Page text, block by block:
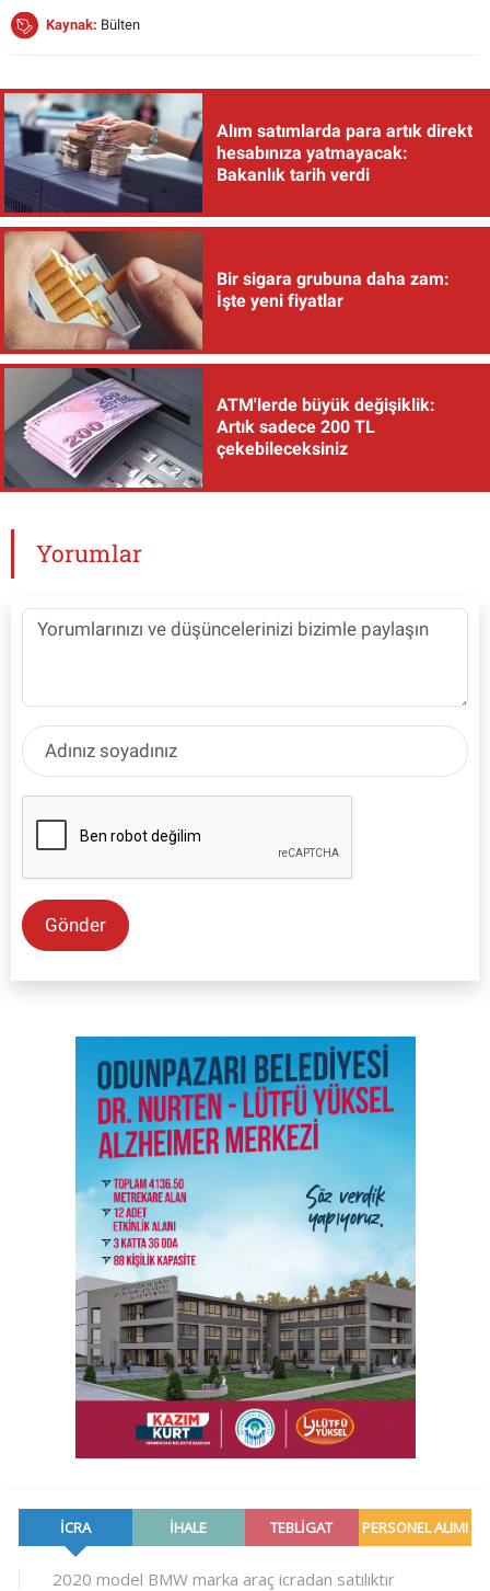
Kaynak: Bülten
Alım satımlarda para artık direkt
hesabınıza yatmayacak:
Bakanlık tarih verdi
Bir sigara grubuna daha zam:
İşte yeni fiyatlar
ATM'lerde büyük değişiklik:
Artık sadece 200 TL
çekebileceksiniz
Yorumlar
Gönder